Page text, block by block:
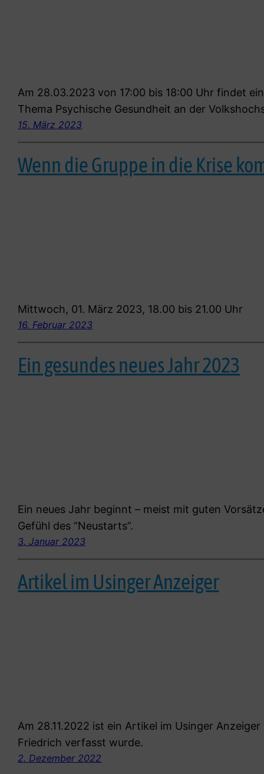
Am 28.03.2023 von 17:00 bis 18:00 Uhr findet
Thema Psychische Gesundheit an der
15. März 2023
Wenn die Gruppe in die Krise
Mittwoch, 01. März 2023, 18.00 bis 21.00 Uhr
16. Februar 2023
Ein gesundes neues Jahr 2023
Ein neues Jahr beginnt – meist mit guten
Gefühl des “Neustarts”.
3. Januar 2023
Artikel im Usinger Anzeiger
Am 28.11.2022 ist ein Artikel im Usinger
Friedrich verfasst wurde.
2. Dezember 2022